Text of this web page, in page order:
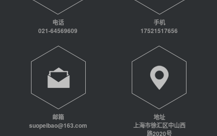
电话
021-64569609
手机
17521517656
邮箱
suopeibao@163.com
地址
上海市徐汇区中山西
路2020号